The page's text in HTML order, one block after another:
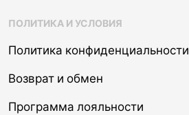
ПОЛИТИКА И УСЛОВИЯ
Политика конфиденциальности
Возврат и обмен
Программа лояльности